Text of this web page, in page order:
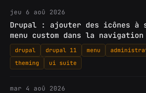
jeu 6 aoû 2026
Drupal : ajouter des icônes à
menu custom dans la
drupal drupal 11 menu
theming
ui suite
mar 4 aoû 2026